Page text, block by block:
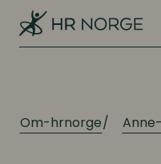
Organisasjonsutvikling
Kompetanse
Kompetanse- og
Lederutvikling
Om-hrnorge